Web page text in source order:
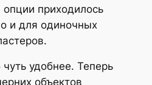
приходилось
и для одиночных
удобнее. Теперь
объектов